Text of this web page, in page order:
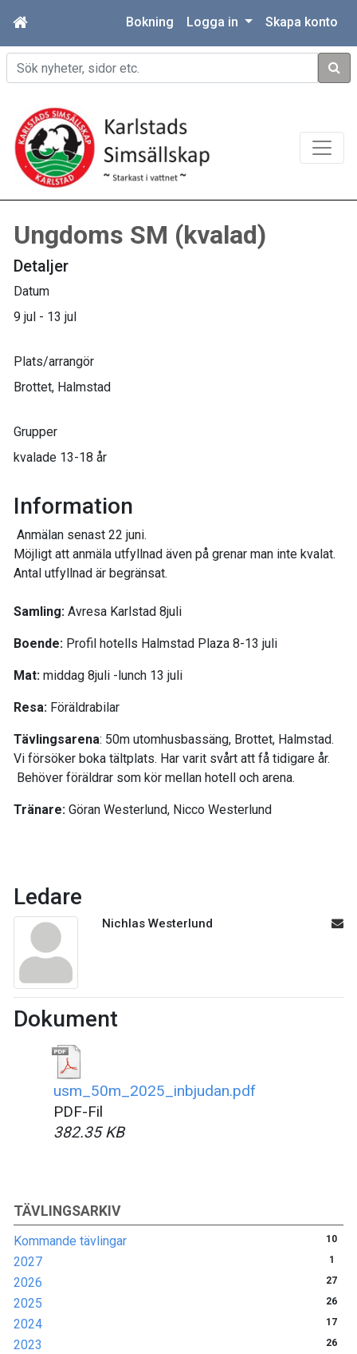
Bokning Logga in Skapa konto
Sök
TÄVLINGSARKIV
Kommande tävlingar 10
2027 1
2026 27
2025 26
2024 17
2023 26
Ungdoms SM (kvalad)
Detaljer
Datum
9 jul - 13 jul
Plats/arrangör
Brottet, Halmstad
Grupper
kvalade 13-18 år
Information
Anmälan senast 22 juni.
Möjligt att anmäla utfyllnad även på grenar man inte kvalat.
Antal utfyllnad är begränsat.
Samling: Avresa Karlstad 8juli
Boende: Profil hotells Halmstad Plaza 8-13 juli
Mat: middag 8juli -lunch 13 juli
Resa: Föräldrabilar
Tävlingsarena: 50m utomhusbassäng, Brottet, Halmstad.
Vi försöker boka tältplats. Har varit svårt att få tidigare år.
Behöver föräldrar som kör mellan hotell och arena.
Tränare: Göran Westerlund, Nicco Westerlund
Ledare
Nichlas Westerlund
Dokument
usm_50m_2025_inbjudan.pdf
PDF-Fil
382.35 KB